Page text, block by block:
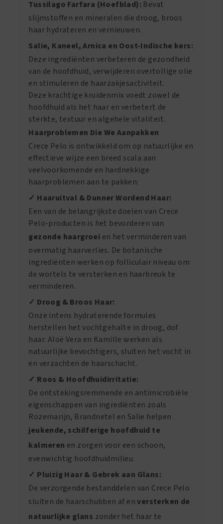
Tussilago Farfara (Hoefblad): Bevat
slijmstoffen en mineralen die droog, broos
haar hydrateren en vernieuwen.
Salie, Kaneel, Arnica en Oost-Indische kers:
Deze ingrediënten verbeteren de gezondheid
van de hoofdhuid, verwijderen overtollige olie
en stimuleren de haarzakjesactiviteit.
Deze krachtige kruidenmix voedt zowel de
hoofdhuid als het haar en verbetert de
sterkte, textuur en algehele vitaliteit.
Haarproblemen Die We Aanpakken
Crece Pelo is ontwikkeld om op natuurlijke en
effectieve wijze een breed scala aan
veelvoorkomende en hardnekkige
haarproblemen aan te pakken:
✓ Haaruitval & Dunner Wordend Haar:
Een van de belangrijkste doelen van Crece
Pelo-producten is het bevorderen van
gezonde haargroei en het verminderen van
overmatig haarverlies. De botanische
ingrediënten werken op folliculair niveau om
de wortels te versterken en haarbreuk te
verminderen.
✓ Droog & Broos Haar:
Onze intens hydraterende formules
herstellen het vochtgehalte in droog, dof
haar. Aloë Vera en Kamille werken als
natuurlijke bevochtigers, sluiten het vocht in
en verzachten de haarschacht.
✓ Roos & Hoofdhuidirritatie:
De ontstekingsremmende en antimicrobiële
eigenschappen van ingrediënten zoals
Rozemarijn, Brandnetel en Salie helpen
jeukende, schilferige hoofdhuid te
kalmeren en zorgen voor een schoon,
evenwichtig hoofdhuidmilieu.
✓ Pluizig Haar & Gebrek aan Glans:
De verzorgende bestanddelen van Crece Pelo
sluiten de haarschubben af enversterken de
natuurlijke glans zonder het haar te